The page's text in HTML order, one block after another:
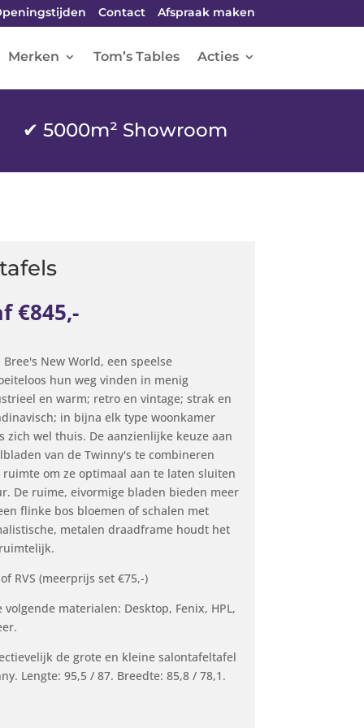
Contact Afspraak maken
Merken Tom’s Tables Acties
✔ 5000m² Showroom
€845,-
New World, een speelse
hun weg vinden in menig
en warm; retro en vintage; strak en
in bijna elk type woonkamer
zich wel thuis. De aanzienlijke keuze aan
van de Twinny's te combineren
om ze optimaal aan te laten sluiten
De ruime, eivormige bladen bieden meer
flinke bos bloemen of schalen met
metalen draadframe houdt het
RVS (meerprijs set €75,-)
materialen: Desktop, Fenix, HPL,
de grote en kleine salontafeltafel
Lengte: 95,5 / 87. Breedte: 85,8 / 78,1.